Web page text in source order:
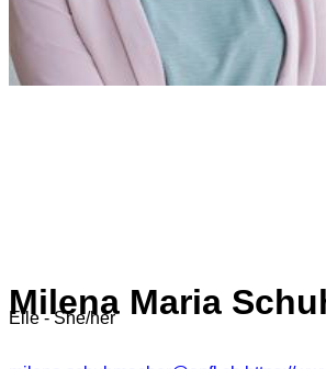
Milena Maria
Elle - She/her